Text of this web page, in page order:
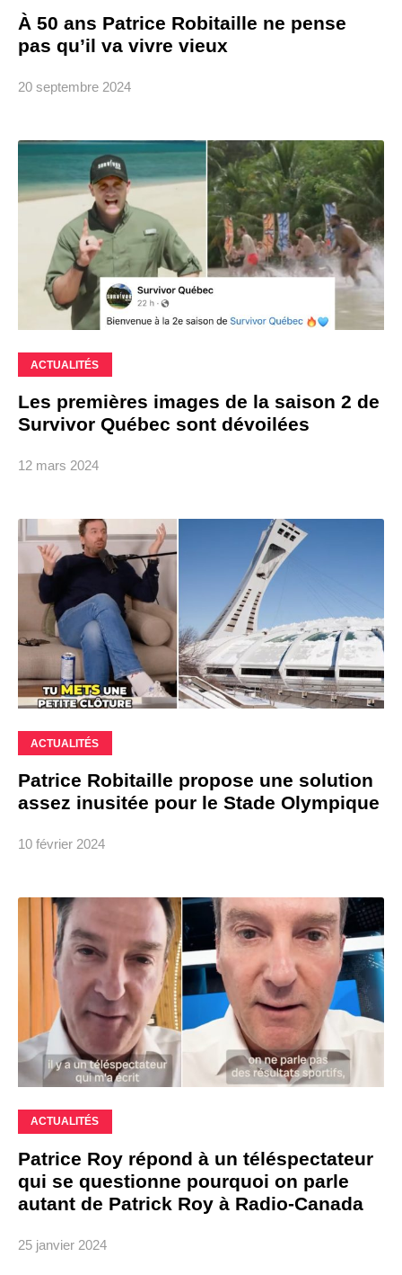
À 50 ans Patrice Robitaille ne pense
pas qu’il va vivre vieux
20 septembre 2024
ACTUALITÉS
Les premières images de la saison 2 de
Survivor Québec sont dévoilées
12 mars 2024
ACTUALITÉS
Patrice Robitaille propose une solution
assez inusitée pour le Stade Olympique
10 février 2024
ACTUALITÉS
Patrice Roy répond à un téléspectateur
qui se questionne pourquoi on parle
autant de Patrick Roy à Radio-Canada
25 janvier 2024